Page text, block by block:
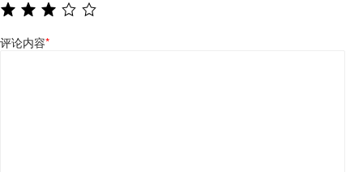
评论内容*